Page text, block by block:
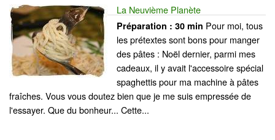
La Neuvième Planète
Préparation : 30 min Pour moi, tous
les prétextes sont bons pour manger
des pâtes : Noël dernier, parmi mes
cadeaux, il y avait l'accessoire spécial
spaghettis pour ma machine à pâtes
fraîches. Vous vous doutez bien que je me suis empressée de
l'essayer. Que du bonheur... Cette...